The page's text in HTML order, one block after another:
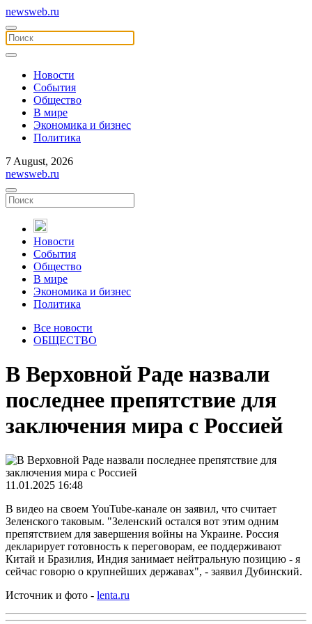
newsweb.ru
Новости
События
Общество
В мире
Экономика и бизнес
Политика
7 August, 2026
newsweb.ru
Новости
События
Общество
В мире
Экономика и бизнес
Политика
Все новости
ОБЩЕСТВО
В Верховной Раде назвали
последнее препятствие для
заключения мира с Россией
11.01.2025 16:48
В видео на своем YouTube-канале он заявил, что считает
Зеленского таковым. "Зеленский остался вот этим одним
препятствием для завершения войны на Украине. Россия
декларирует готовность к переговорам, ее поддерживают
Китай и Бразилия, Индия занимает нейтральную позицию - я
сейчас говорю о крупнейших державах", - заявил Дубинский.
Источник и фото - lenta.ru